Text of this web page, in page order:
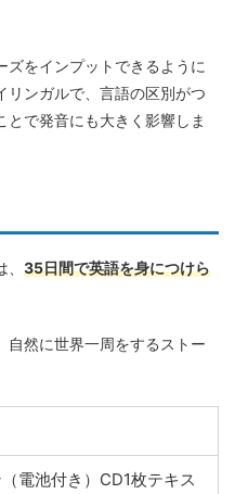
をインプットできるように
リンガルで、言語の区別がつ
で発音にも大きく影響しま
35日間で英語を身につけら
自然に世界一周をするストー
電池付き）CD1枚テキス